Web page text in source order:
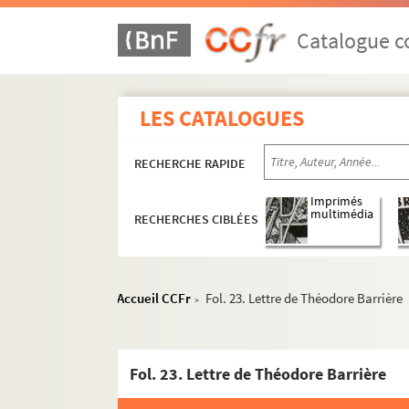
Catalogue
LES CATALOGUES
RECHERCHE RAPIDE
RECHERCHES CIBLÉES
Imprimés
multimédia
Accueil CCFr > Fol. 23. Lettre de Théodore Barrière
Fol. 23. Lettre de Théodore Barrière